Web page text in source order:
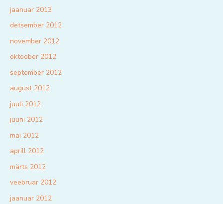
jaanuar 2013
detsember 2012
november 2012
oktoober 2012
september 2012
august 2012
juuli 2012
juuni 2012
mai 2012
aprill 2012
märts 2012
veebruar 2012
jaanuar 2012